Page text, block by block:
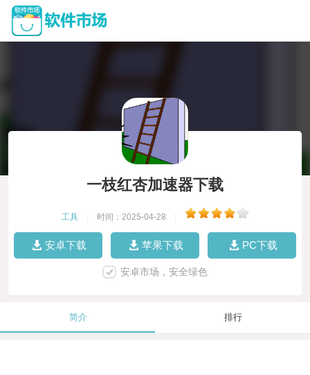
一枝红杏加速器下载
工具 时间：2025-04-28
安卓下载 苹果下载 PC下载
安卓市场，安全绿色
简介 排行